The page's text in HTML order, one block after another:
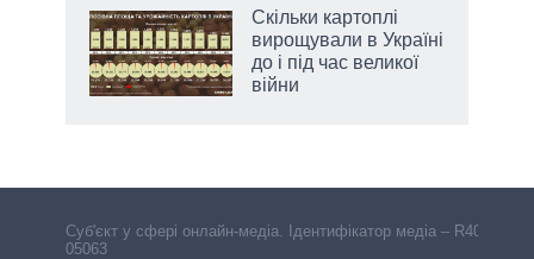
Скільки картоплі
вирощували в Україні
до і під час великої
війни
Cуб'єкт у сфері онлайн-медіа. Ідентифікатор медіа – R40-
05063